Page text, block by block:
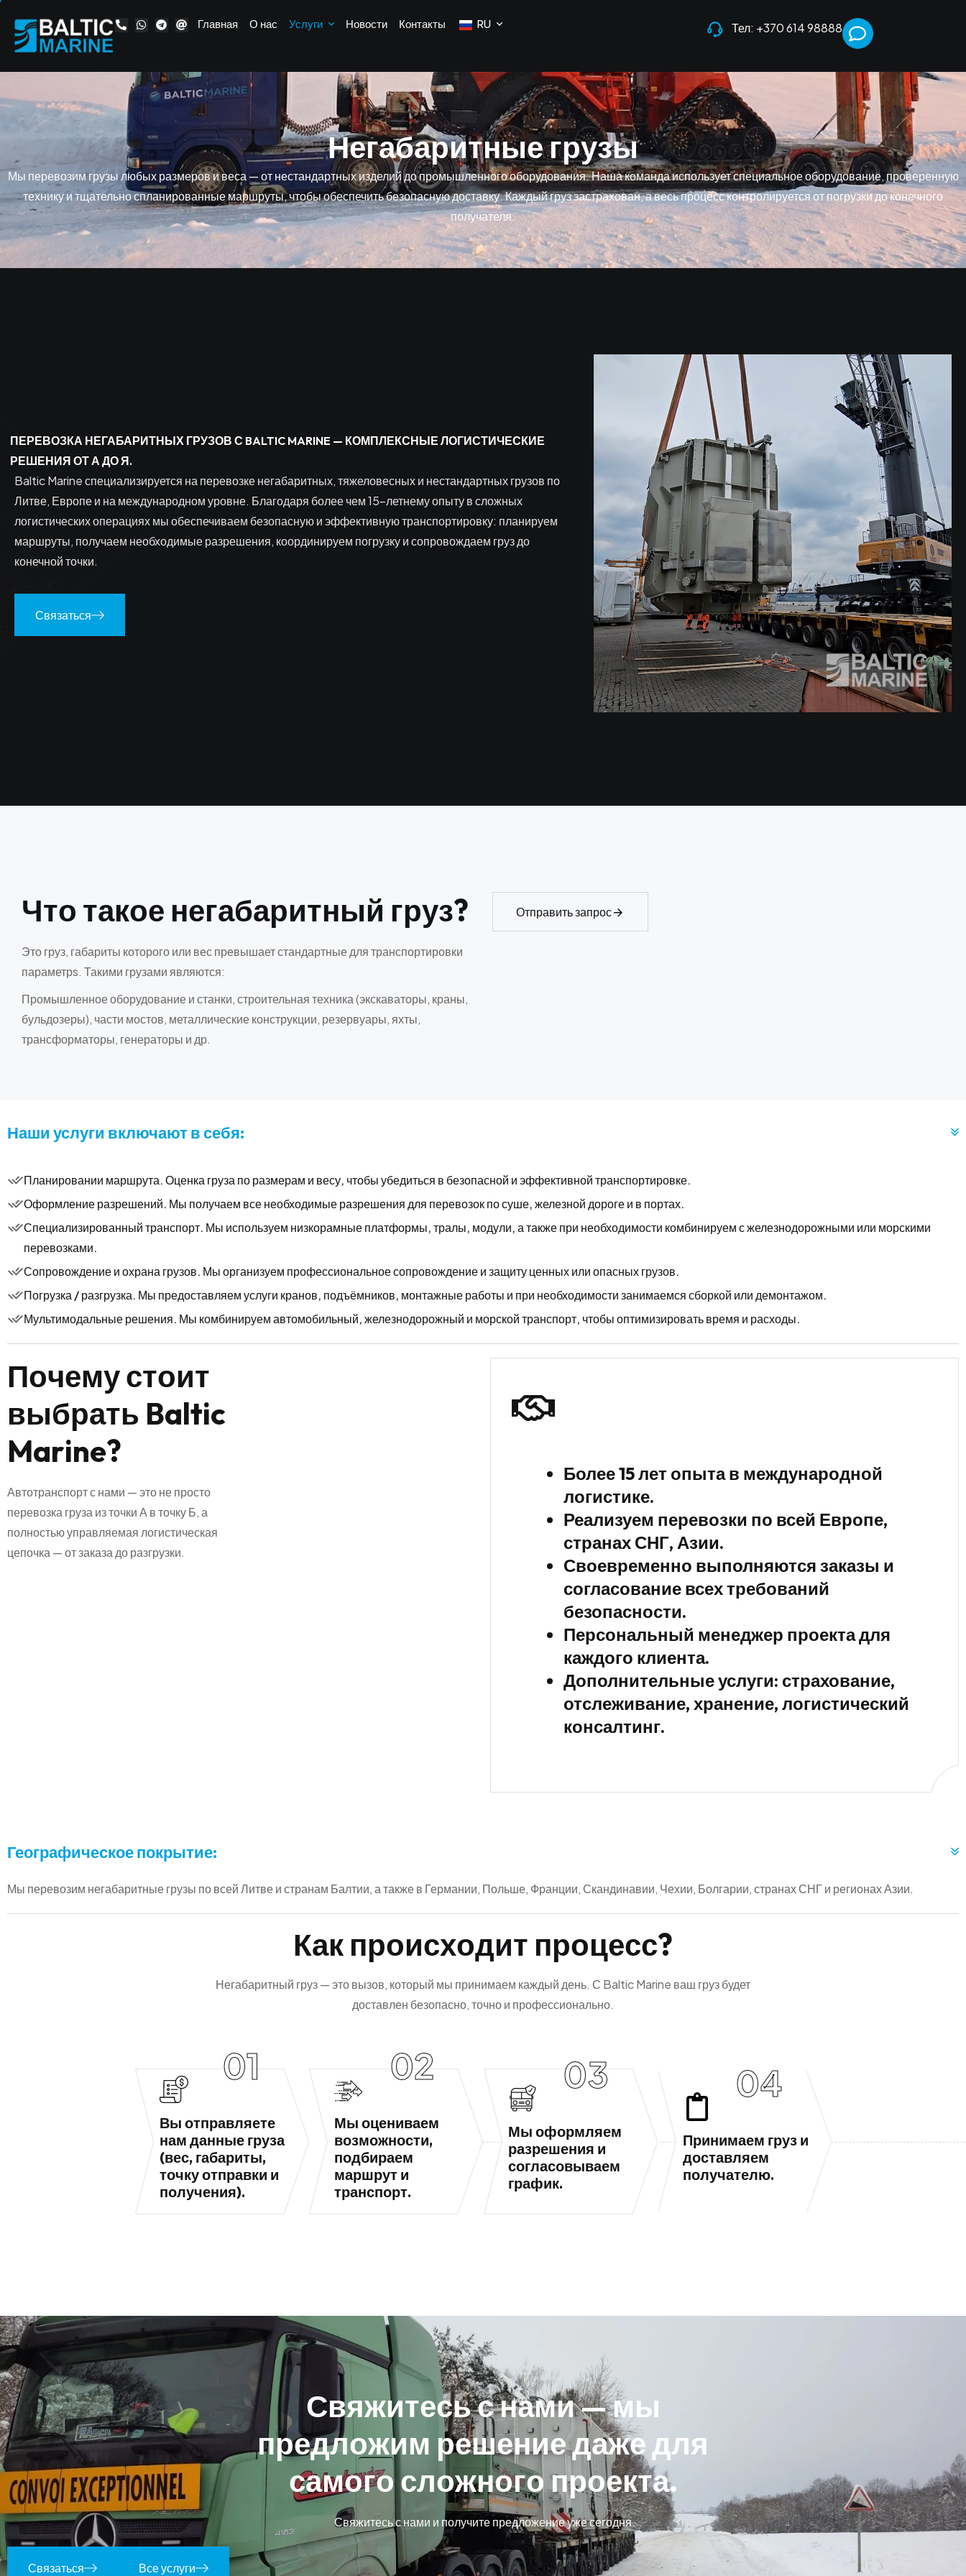
Главная О нас Услуги Новости Контакты RU Тел: +370 614 98888
Негабаритныегрузы
Мы перевозим грузы любых размеров и веса — от нестандартных изделий до промышленного оборудования. Наша команда использует специальное оборудование, проверенную
технику и тщательно спланированные маршруты, чтобы обеспечить безопасную доставку. Каждый груз застрахован, а весь процесс контролируется от погрузки до конечного
получателя.
ПЕРЕВОЗКА НЕГАБАРИТНЫХ ГРУЗОВ С BALTIC MARINE — КОМПЛЕКСНЫЕ ЛОГИСТИЧЕСКИЕ
РЕШЕНИЯ ОТ А ДО Я.
Baltic Marine специализируется на перевозке негабаритных, тяжеловесных и нестандартных грузов по
Литве, Европе и на международном уровне. Благодаря более чем 15-летнему опыту в сложных
логистических операциях мы обеспечиваем безопасную и эффективную транспортировку: планируем
маршруты, получаем необходимые разрешения, координируем погрузку и сопровождаем груз до
конечной точки.
Связаться
Что такое негабаритный груз?
Это груз, габариты которого или вес превышает стандартные для транспортировки
параметрs. Такими грузами являются:
Промышленное оборудование и станки, строительная техника (экскаваторы, краны,
бульдозеры), части мостов, металлические конструкции, резервуары, яхты,
трансформаторы, генераторы и др.
Отправить запрос
Наши услуги включают в себя:
Планировании маршрута. Оценка груза по размерам и весу, чтобы убедиться в безопасной и эффективной транспортировке.
Оформление разрешений. Мы получаем все необходимые разрешения для перевозок по суше, железной дороге и в портах.
Специализированный транспорт. Мы используем низкорамные платформы, тралы, модули, а также при необходимости комбинируем с железнодорожными или морскими
перевозками.
Сопровождение и охрана грузов. Мы организуем профессиональное сопровождение и защиту ценных или опасных грузов.
Погрузка / разгрузка. Мы предоставляем услуги кранов, подъёмников, монтажные работы и при необходимости занимаемся сборкой или демонтажом.
Мультимодальные решения. Мы комбинируем автомобильный, железнодорожный и морской транспорт, чтобы оптимизировать время и расходы.
Почемустоит
выбрать Baltic
Marine?
Автотранспорт с нами — это не просто
перевозка груза из точки А в точку Б, а
полностью управляемая логистическая
цепочка — от заказа до разгрузки.
Более 15 лет опыта в международной
логистике.
Реализуем перевозки по всей Европе,
странах СНГ, Азии.
Своевременно выполняются заказы и
согласование всех требований
безопасности.
Персональный менеджер проекта для
каждого клиента.
Дополнительные услуги: страхование,
отслеживание, хранение, логистический
консалтинг.
Географическое покрытие:
Мы перевозим негабаритные грузы по всей Литве и странам Балтии, а также в Германии, Польше, Франции, Скандинавии, Чехии, Болгарии, странах СНГ и регионах Азии.
Как происходит процесс?
Негабаритный груз — это вызов, который мы принимаем каждый день. С Baltic Marine ваш груз будет
доставлен безопасно, точно и профессионально.
01
Вы отправляете
нам данные груза
(вес, габариты,
точку отправки и
получения).
02
Мы оцениваем
возможности,
подбираем
маршрут и
транспорт.
03
Мы оформляем
разрешения и
согласовываем
график.
04
Принимаем груз и
доставляем
получателю.
Свяжитесьснами—мы
предложим решениедажедля
самогосложногопроекта.
Свяжитесь с нами и получите предложение уже сегодня
Связаться Все услуги